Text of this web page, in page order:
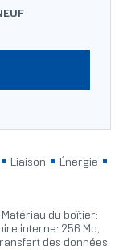
Liaison
Énergie
Matériau du boîtier:
interne: 256 Mo,
des données: